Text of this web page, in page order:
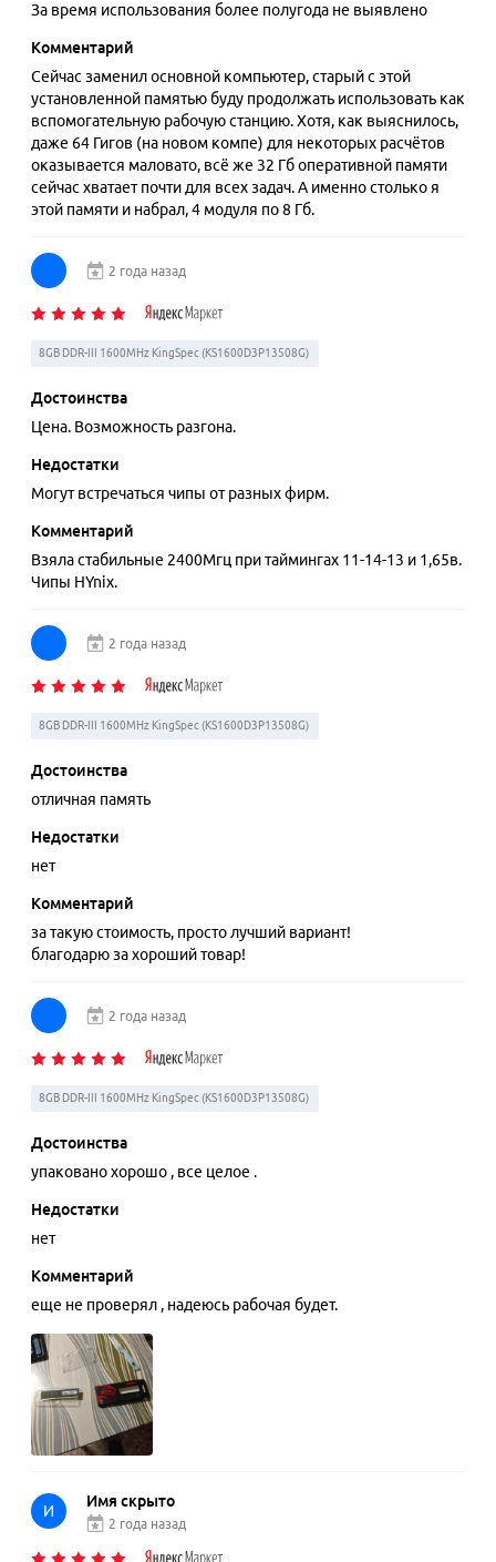
За время использования более полугода не выявлено
Комментарий
Сейчас заменил основной компьютер, старый с этой
установленной памятью буду продолжать использовать как
вспомогательную рабочую станцию. Хотя, как выяснилось,
даже 64 Гигов (на новом компе) для некоторых расчётов
оказывается маловато, всё же 32 Гб оперативной памяти
сейчас хватает почти для всех задач. А именно столько я
этой памяти и набрал, 4 модуля по 8 Гб.
2 года назад
8GB DDR-III 1600MHz KingSpec (KS1600D3P13508G)
Достоинства
Цена. Возможность разгона.
Недостатки
Могут встречаться чипы от разных фирм.
Комментарий
Взяла стабильные 2400Мгц при таймингах 11-14-13 и 1,65в.
Чипы HYnix.
2 года назад
8GB DDR-III 1600MHz KingSpec (KS1600D3P13508G)
Достоинства
отличная память
Недостатки
нет
Комментарий
за такую стоимость, просто лучший вариант!
благодарю за хороший товар!
2 года назад
8GB DDR-III 1600MHz KingSpec (KS1600D3P13508G)
Достоинства
упаковано хорошо , все целое .
Недостатки
нет
Комментарий
еще не проверял , надеюсь рабочая будет.
И
Имя скрыто
2 года назад